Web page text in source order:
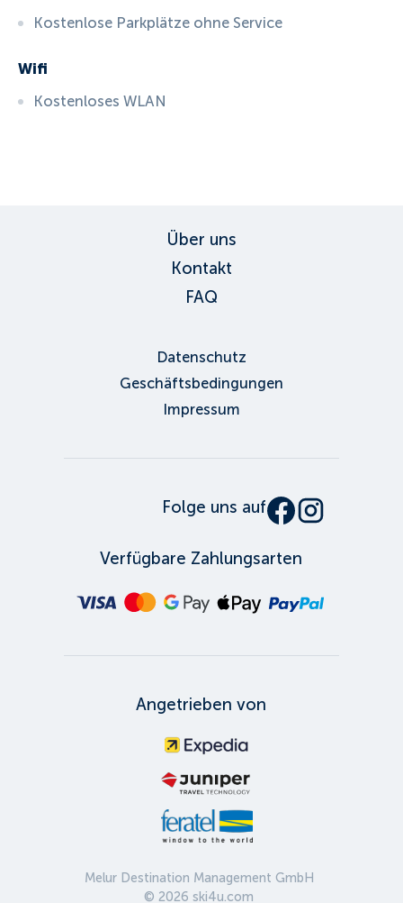
Kostenlose Parkplätze ohne Service
Wifi
Kostenloses WLAN
Über uns
Kontakt
FAQ
Datenschutz
Geschäftsbedingungen
Impressum
Folge uns auf
Verfügbare Zahlungsarten
Melur Destination Management GmbH
© 2026 ski4u.com
Angetrieben von